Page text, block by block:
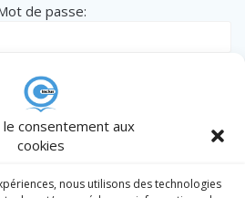
consentement aux
cookies
nous utilisons des technologies
de passe:
Remember me
|Lost password?
CINCLUS
de l'Inclusion des personnes en
W133036538 .
Admin/